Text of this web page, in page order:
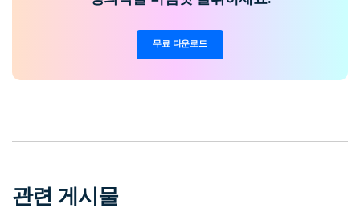
무료 다운로드
관련 게시물